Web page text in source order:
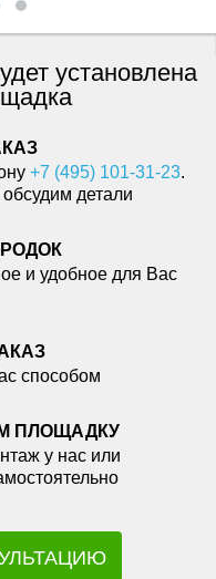
установлена
+7 (495) 101-31-23.
детали
и удобное для Вас
способом
ПЛОЩАДКУ
у нас или